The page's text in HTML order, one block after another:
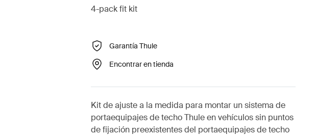
4-pack fit kit
Garantía Thule
Encontrar en tienda
Kit de ajuste a la medida para montar un sistema de
portaequipajes de techo Thule en vehículos sin puntos
de fijación preexistentes del portaequipajes de techo